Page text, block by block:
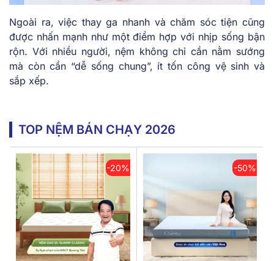
Ngoài ra, việc thay ga nhanh và chăm sóc tiện cũng
được nhấn mạnh như một điểm hợp với nhịp sống bận
rộn. Với nhiều người, nệm không chỉ cần nằm sướng
mà còn cần “dễ sống chung”, ít tốn công vệ sinh và
sắp xếp.
TOP NỆM BÁN CHẠY 2026
-20% -50%